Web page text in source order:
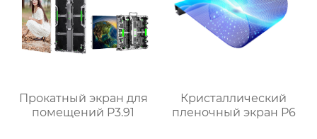
Прокатный экран для
помещений P3.91
Кристаллический
пленочный экран P6